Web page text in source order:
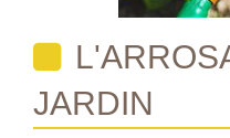
JARDIN